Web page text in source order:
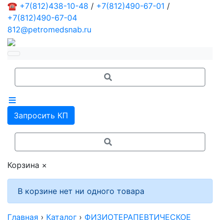
☎ +7(812)438-10-48 / +7(812)490-67-01 /
+7(812)490-67-04
812@petromedsnab.ru
Запросить КП
Корзина ×
В корзине нет ни одного товара
Главная › Каталог › ФИЗИОТЕРАПЕВТИЧЕСКОЕ